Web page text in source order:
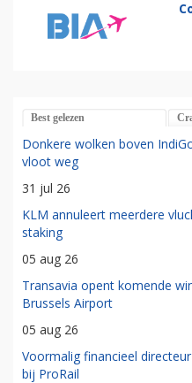
Best gelezen
Donkere wolken boven
vloot weg
31 jul 26
KLM annuleert meerdere
staking
05 aug 26
Transavia opent komende
Brussels Airport
05 aug 26
Voormalig financieel
bij ProRail